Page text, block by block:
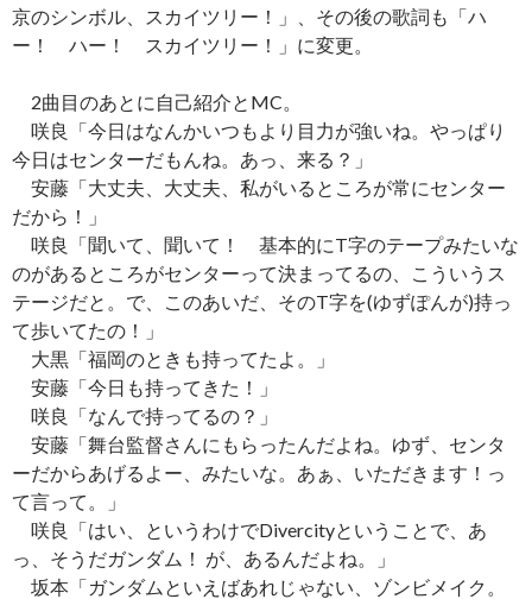
京のシンボル、スカイツリー！」、その後の歌詞も「ハ
ー！ ハー！ スカイツリー！」に変更。
2曲目のあとに自己紹介とMC。
咲良「今日はなんかいつもより目力が強いね。やっぱり
今日はセンターだもんね。あっ、来る？」
安藤「大丈夫、大丈夫、私がいるところが常にセンター
だから！」
咲良「聞いて、聞いて！ 基本的にT字のテープみたいな
のがあるところがセンターって決まってるの、こういうス
テージだと。で、このあいだ、そのT字を(ゆずぽんが)持っ
て歩いてたの！」
大黒「福岡のときも持ってたよ。」
安藤「今日も持ってきた！」
咲良「なんで持ってるの？」
安藤「舞台監督さんにもらったんだよね。ゆず、センタ
ーだからあげるよー、みたいな。あぁ、いただきます！っ
て言って。」
咲良「はい、というわけでDivercityということで、あ
っ、そうだガンダム！ が、あるんだよね。」
坂本「ガンダムといえばあれじゃない、ゾンビメイク。